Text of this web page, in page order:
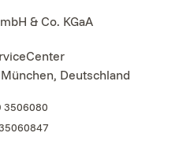
& Co. KGaA
München, Deutschland
3506080